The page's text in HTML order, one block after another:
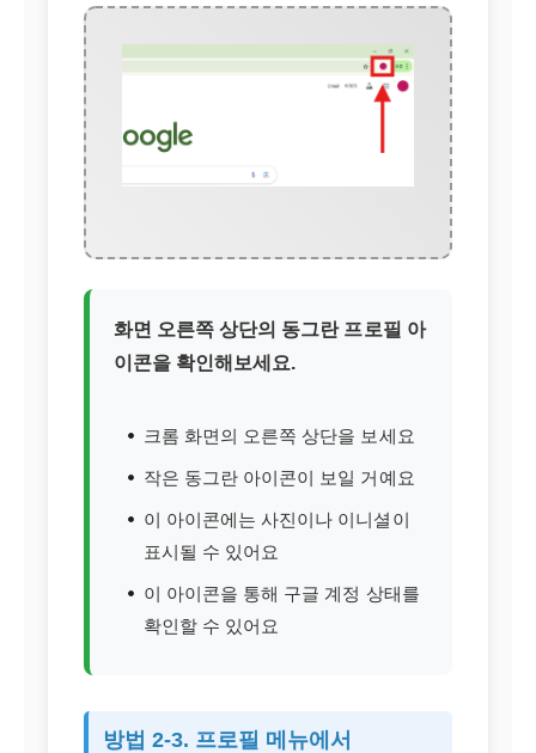
화면 오른쪽 상단의 동그란 프로필 아
이콘을 확인해보세요.
크롬 화면의 오른쪽 상단을 보세요
작은 동그란 아이콘이 보일 거예요
이 아이콘에는 사진이나 이니셜이
표시될 수 있어요
이 아이콘을 통해 구글 계정 상태를
확인할 수 있어요
방법 2-3. 프로필 메뉴에서